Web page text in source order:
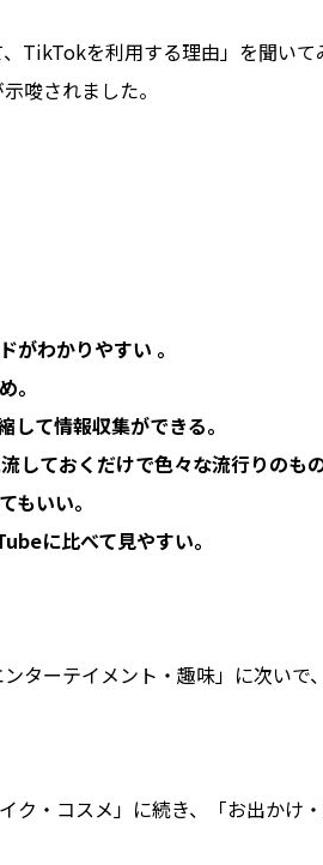
TikTokを利用する理由」を聞い
唆されました。
がわかりやすい 。
。
て情報収集ができる。
しておくだけで色々な流行りの
もいい。
に比べて見やすい。
ターテイメント・趣味」に次い
ク・コスメ」に続き、「お出か